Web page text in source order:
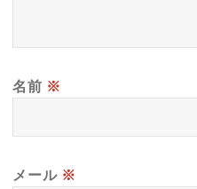
名前 ※
メール ※